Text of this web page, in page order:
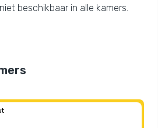
beschikbaar in alle kamers.